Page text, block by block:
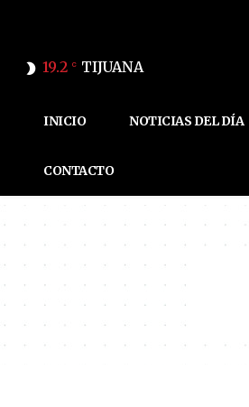
19.2 C TIJUANA
INICIO NOTICIAS DEL DÍA
CONTACTO